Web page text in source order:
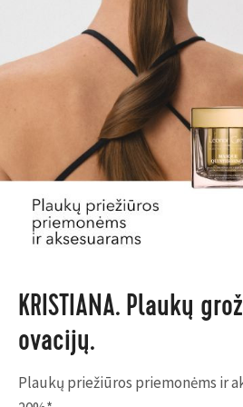
KRISTIANA. Plaukų
ovacijų.
Plaukų priežiūros priemonėms ir